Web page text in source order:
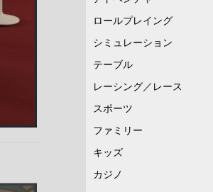
ロールプレイング
シミュレーション
テーブル
レーシング／レース
スポーツ
ファミリー
キッズ
カジノ